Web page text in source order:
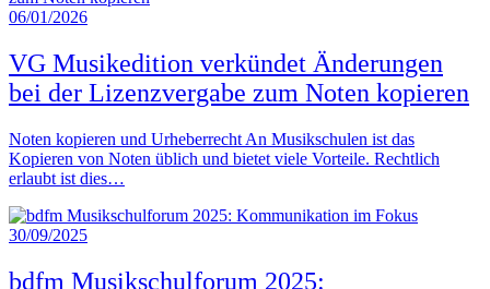
06/01/2026
VG Musikedition verkündet Änderungen
bei der Lizenzvergabe zum Noten kopieren
Noten kopieren und Urheberrecht An Musikschulen ist das
Kopieren von Noten üblich und bietet viele Vorteile. Rechtlich
erlaubt ist dies…
30/09/2025
bdfm Musikschulforum 2025: